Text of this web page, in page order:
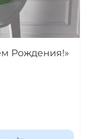
Рождения!»